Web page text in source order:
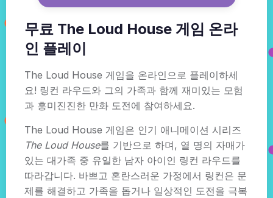
무료 The Loud House 게임 온라
인 플레이
The Loud House 게임을 온라인으로 플레이하세
요! 링컨 라우드와 그의 가족과 함께 재미있는 모험
과 흥미진진한 만화 도전에 참여하세요.
The Loud House 게임은 인기 애니메이션 시리즈
The Loud House를 기반으로 하며, 열 명의 자매가
있는 대가족 중 유일한 남자 아이인 링컨 라우드를
따라갑니다. 바쁘고 혼란스러운 가정에서 링컨은 문
제를 해결하고 가족을 돕거나 일상적인 도전을 극복